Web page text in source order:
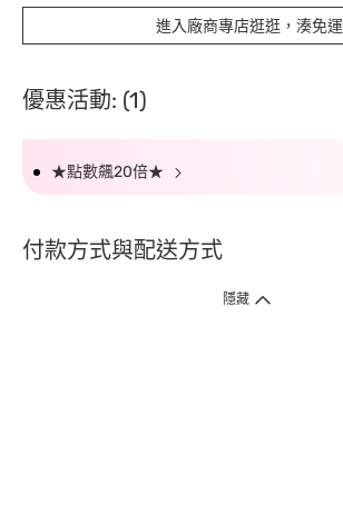
進入廠商專店逛逛，湊免運
優惠活動: (1)
★點數飆20倍★
付款方式與配送方式
隱藏